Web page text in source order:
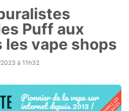
Puff aux
les vape shops
à 11h32